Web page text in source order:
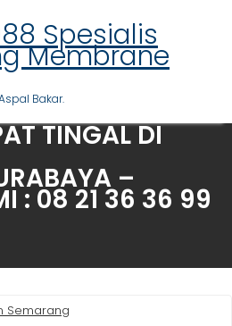
Spesialis
Membrane
Bakar.
DI
– WA
988. SPESIAL
BAKAR
TINGAL DI
–
: 08 21 36 36 99
Semarang